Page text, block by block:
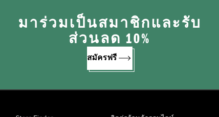
มาร่วมเป็นสมาชิกและรับ
ส่วนลด 10%
สมัครฟรี